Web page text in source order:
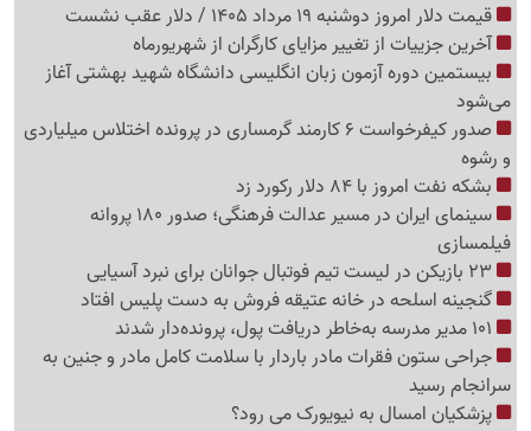
قیمت دلار امروز دوشنبه 19 مرداد 1405 / دلار عقب نشست
آخرین جزییات از تغییر مزایای کارگران از شهریورماه
بیستمین دوره آزمون زبان انگلیسی دانشگاه شهید بهشتی آغاز
می‌شود
صدور کیفرخواست 6 کارمند گرمساری در پرونده اختلاس میلیاردی
و رشوه
بشکه نفت امروز با 84 دلار رکورد زد
سینمای ایران در مسیر عدالت فرهنگی؛ صدور 180 پروانه
فیلمسازی
گنجینه اسلحه در خانه عتیقه فروش به دست پلیس افتاد
جراحی ستون فقرات مادر باردار با سلامت کامل مادر و جنین به
سرانجام رسید
پزشکیان امسال به نیویورک می رود؟